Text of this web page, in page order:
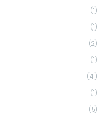
(1)
(1)
(2)
(1)
(41)
(1)
(5)